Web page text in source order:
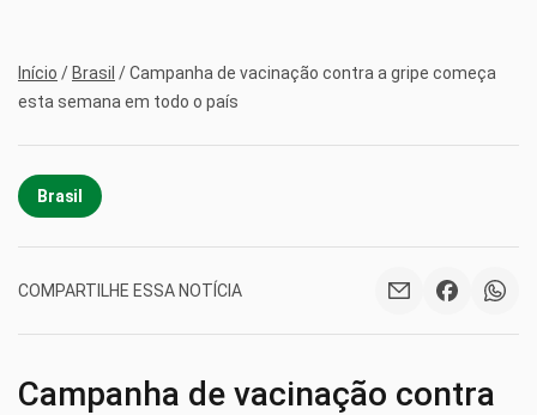
Início / Brasil /Campanha de vacinação contra a gripe começa
esta semana em todo o país
Brasil
COMPARTILHE ESSA NOTÍCIA
Campanha de vacinação contra